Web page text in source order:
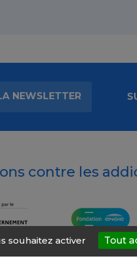
NEWSLETTER
contre les
souhaitez activer Tout